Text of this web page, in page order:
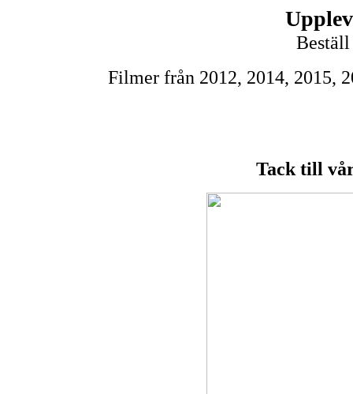
Filmer från 2012, 2014, 2015,
Tack till